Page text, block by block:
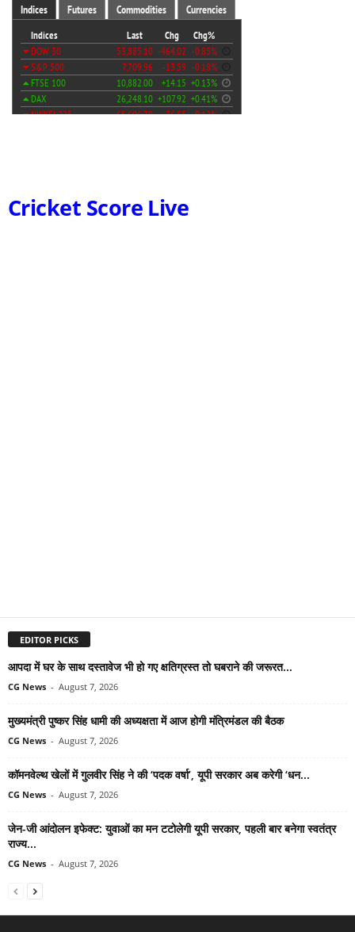
Cricket Score Live
EDITOR PICKS
आपदा में घर के साथ दस्तावेज भी हो गए क्षतिग्रस्त तो घबराने की जरूरत...
CG News - August 7, 2026
मुख्यमंत्री पुष्कर सिंह धामी की अध्यक्षता में आज होगी मंत्रिमंडल की बैठक
CG News - August 7, 2026
कॉमनवेल्थ खेलों में गुलवीर सिंह ने की ‘पदक वर्षा’, यूपी सरकार अब करेगी ‘धन...
CG News - August 7, 2026
जेन-जी आंदोलन इफेक्ट: युवाओं का मन टटोलेगी यूपी सरकार, पहली बार बनेगा स्वतंत्र
राज्य...
CG News - August 7, 2026